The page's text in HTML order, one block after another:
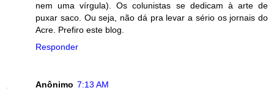
nem uma vírgula). Os colunistas se dedicam à arte de
puxar saco. Ou seja, não dá pra levar a sério os jornais do
Acre. Prefiro este blog.
Responder
Anônimo 7:13 AM